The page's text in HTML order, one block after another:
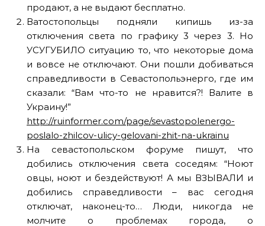
продают, а не выдают бесплатно.
Ватостопольцы подняли кипишь из-за
отключения света по графику 3 через 3. Но
УСУГУБИЛО ситуацию то, что некоторые дома
и вовсе не отключают. Они пошли добиваться
справедливости в Севастопольэнерго, где им
сказали: “Вам что-то не нравится?! Валите в
Украину!”
http://ruinformer.com/page/sevastopolenergo-
poslalo-zhilcov-ulicy-gelovani-zhit-na-ukrainu
На севастопольском форуме пишут, что
добились отключения света соседям: “Ноют
овцы, ноют и бездействуют! А мы ВЗЫВАЛИ и
добились справедливости – вас сегодня
отключат, наконец-то… Люди, никогда не
молчите о проблемах города, о